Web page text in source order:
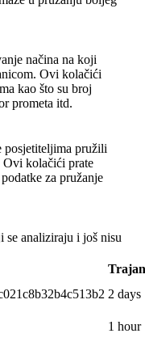
načina na koji
Ovi kolačići
kao što su broj
prometa itd.
posjetiteljima pružili
Ovi kolačići prate
za pružanje
analiziraju i još nisu
2 days
1 hour